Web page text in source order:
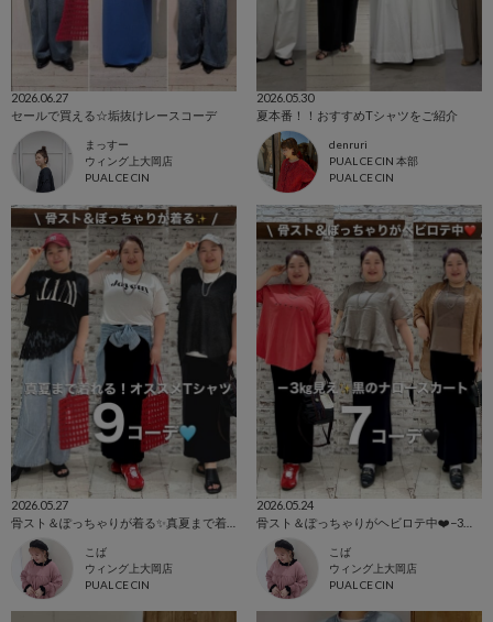
2026.06.27
セールで買える☆垢抜けレースコーデ
まっすー
ウィング上大岡店
PUAL CE CIN
2026.05.30
夏本番！！おすすめTシャツをご紹介
denruri
PUAL CE CIN 本部
PUAL CE CIN
2026.05.27
こば
ウィング上大岡店
PUAL CE CIN
2026.05.24
骨スト＆ぽっちゃりがヘビロテ中❤️−3㎏見え✨黒のナロースカート７コーデ🖤
こば
ウィング上大岡店
PUAL CE CIN